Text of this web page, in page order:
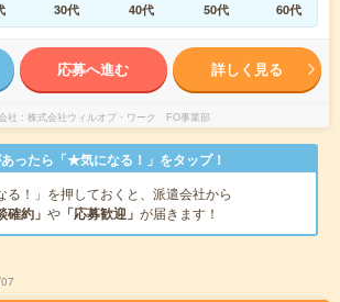
30代 40代 50代 60代
応募へ進む 詳しく見る
社 株式会社ウィルオブ・ワーク FO事業部
ったら「★気になる！」をタップ！
る！」を押しておくと、派遣会社から
確約」 や 「応募歓迎」 が届きます！